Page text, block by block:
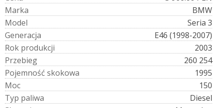
Marka
BMW
Model
Seria 3
Generacja
E46 (1998-2007)
Rok produkcji
2003
Przebieg
260 254
Pojemność skokowa
1995
Moc
150
Typ paliwa
Diesel